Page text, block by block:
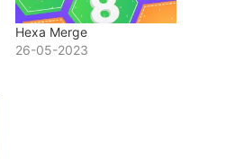
Hexa Merge
26-05-2023